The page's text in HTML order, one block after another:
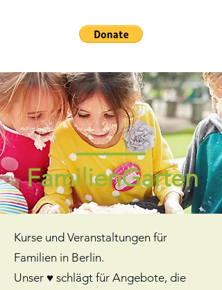
FamilienGarten
Kurse und Veranstaltungen für
Familien in Berlin.
Unser ♥️ schlägt für Angebote, die